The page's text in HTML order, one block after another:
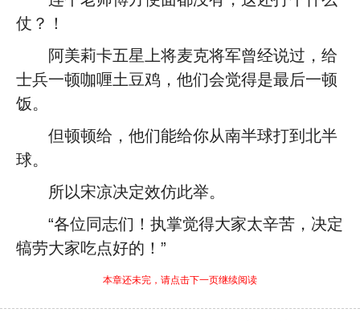
仗？！
阿美莉卡五星上将麦克将军曾经说过，给
士兵一顿咖喱土豆鸡，他们会觉得是最后一顿
饭。
但顿顿给，他们能给你从南半球打到北半
球。
所以宋凉决定效仿此举。
“各位同志们！执掌觉得大家太辛苦，决定
犒劳大家吃点好的！”
本章还未完，请点击下一页继续阅读